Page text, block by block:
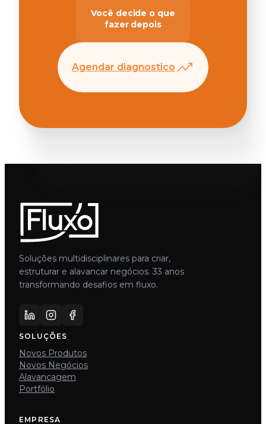
Você decide o que
fazer depois
Agendar diagnostico
Soluções multidisciplinares para criar,
estruturar e alavancar negócios. 33 anos
transformando desafios em fluxo.
SOLUÇÕES
Novos Produtos
Novos Negócios
Alavancagem
Portfólio
EMPRESA